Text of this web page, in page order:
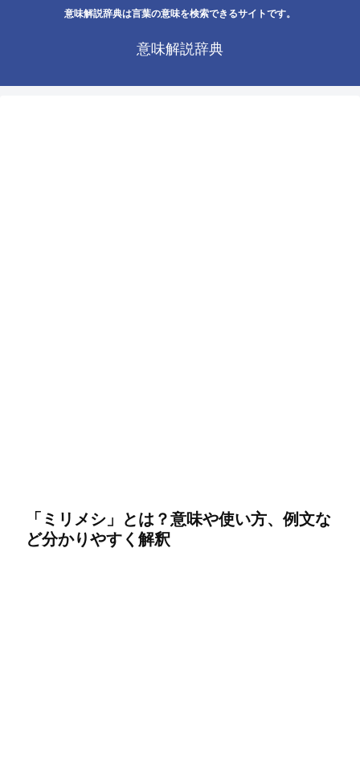
意味解説辞典は言葉の意味を検索できるサイトです。
意味解説辞典
「ミリメシ」とは？意味や使い方、例文な
ど分かりやすく解釈